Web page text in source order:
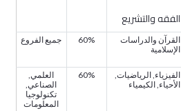
الفقه والتشريع
القرآن والدراسات
الإسلامية
60% جميع الفروع
الفيزياء, الرياضيات,
الأحياء, الكيمياء
60%
العلمي,
الصناعي,
تكنولوجيا
المعلومات